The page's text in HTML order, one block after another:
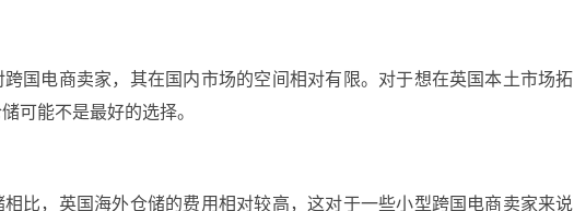
国电商卖家，其在国内市场的空间相对有限。对于想在英国本土市场拓
可能不是最好的选择。
比，英国海外仓储的费用相对较高，这对于一些小型跨国电商卖家来说